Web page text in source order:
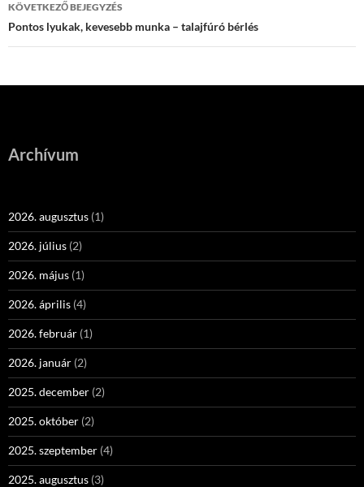
KÖVETKEZŐ BEJEGYZÉS
Pontos lyukak, kevesebb munka – talajfúró bérlés
Archívum
2026. augusztus (1)
2026. július (2)
2026. május (1)
2026. április (4)
2026. február (1)
2026. január (2)
2025. december (2)
2025. október (2)
2025. szeptember (4)
2025. augusztus (3)